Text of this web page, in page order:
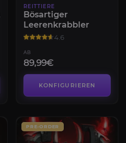
REITTIERE
Bösartiger
Leerenkrabbler
4.6
AB
89,99€
KONFIGURIEREN
PRE-ORDER